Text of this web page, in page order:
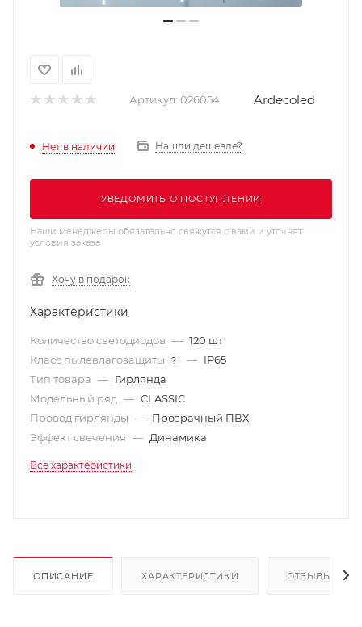
Артикул: 026054 Ardecoled
Нет в наличии Нашли дешевле?
УВЕДОМИТЬ О ПОСТУПЛЕНИИ
Наши менеджеры обязательно свяжутся с вами и уточнят
условия заказа
Хочу в подарок
Характеристики
Количество светодиодов — 120 шт
Класс пылевлагозащиты
? — IP65
Тип товара — Гирлянда
Модельный ряд — CLASSIC
Провод гирлянды — Прозрачный ПВХ
Эффект свечения — Динамика
Все характеристики
ОПИСАНИЕ ХАРАКТЕРИСТИКИ ОТЗЫВЫ